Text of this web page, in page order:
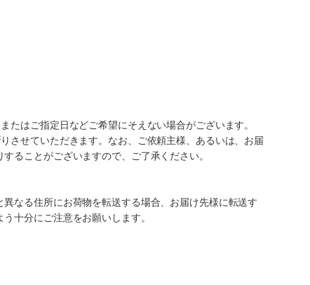
はご指定日などご希望にそえない場合がございます。
させていただきます。なお、ご依頼主様、あるいは、お届
ることがございますので、ご了承ください。
なる住所にお荷物を転送する場合、お届け先様に転送す
十分にご注意をお願いします。